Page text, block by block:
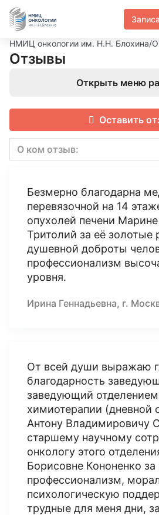
НМИЦ онкологии им. Н.Н. Блохина/О
Отзывы
Открыть меню
Оставить
О ком отзыв:
Безмерно благодарна
перевязочной на 14
опухолей печени
Тритолий за её золотые
душевной доброты
профессионализм
уровня.
Ирина Геннадьевна, г.
От всей души выражаю
благодарность
заведующий
химиотерапии (дневной
Антону Владимировичу
старшему научному
онкологу этого
Борисовне Кононенко
профессионализм,
психологическую
трудные для меня дни,